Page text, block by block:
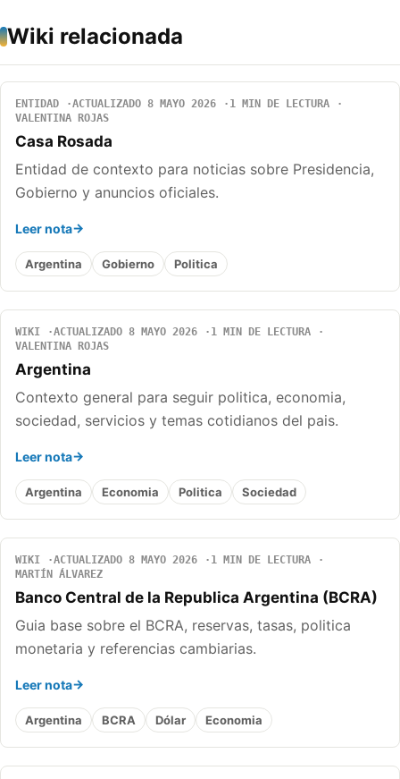
Wiki relacionada
ENTIDAD ACTUALIZADO 8 MAYO 2026
1 MIN DE LECTURA
VALENTINA ROJAS
Casa Rosada
Entidad de contexto para noticias sobre Presidencia,
Gobierno y anuncios oficiales.
Leer nota
Argentina Gobierno Politica
WIKI ACTUALIZADO 8 MAYO 2026
1 MIN DE LECTURA
VALENTINA ROJAS
Argentina
Contexto general para seguir politica, economia,
sociedad, servicios y temas cotidianos del pais.
Leer nota
Argentina Economia Politica Sociedad
WIKI ACTUALIZADO 8 MAYO 2026
1 MIN DE LECTURA
MARTÍN ÁLVAREZ
Banco Central de la Republica Argentina (BCRA)
Guia base sobre el BCRA, reservas, tasas, politica
monetaria y referencias cambiarias.
Leer nota
Argentina BCRA Dólar Economia